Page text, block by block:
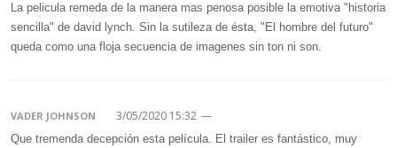
La pelicula remeda de la manera mas penosa posible la emotiva "historia
sencilla" de david lynch. Sin la sutileza de ésta, "El hombre del futuro"
queda como una floja secuencia de imagenes sin ton ni son.
VADER JOHNSON 3/05/2020 15:32 —
Que tremenda decepción esta película. El trailer es fantástico, muy